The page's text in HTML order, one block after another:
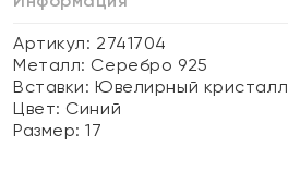
Артикул: 2741704
Металл: Серебро 925
Вставки:Ювелирный кристалл
Цвет: Синий
Размер:17